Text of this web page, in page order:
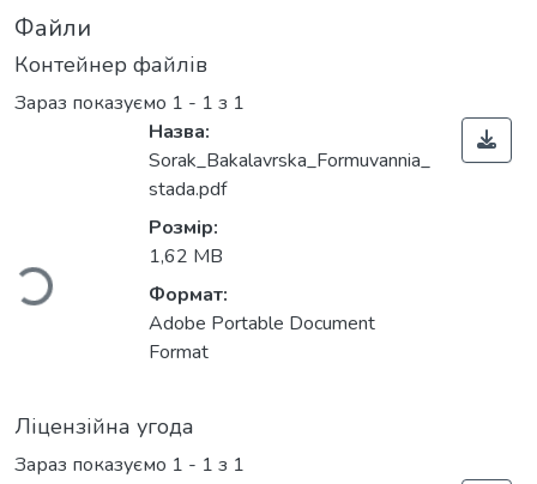
Файли
Контейнер файлів
Зараз показуємо 1 - 1 з 1
Вантажиться...
Назва:
Sorak_Bakalavrska_Formuvannia_
stada.pdf
Розмір:
1,62 MB
Формат:
Adobe Portable Document
Format
Ліцензійна угода
Зараз показуємо 1 - 1 з 1